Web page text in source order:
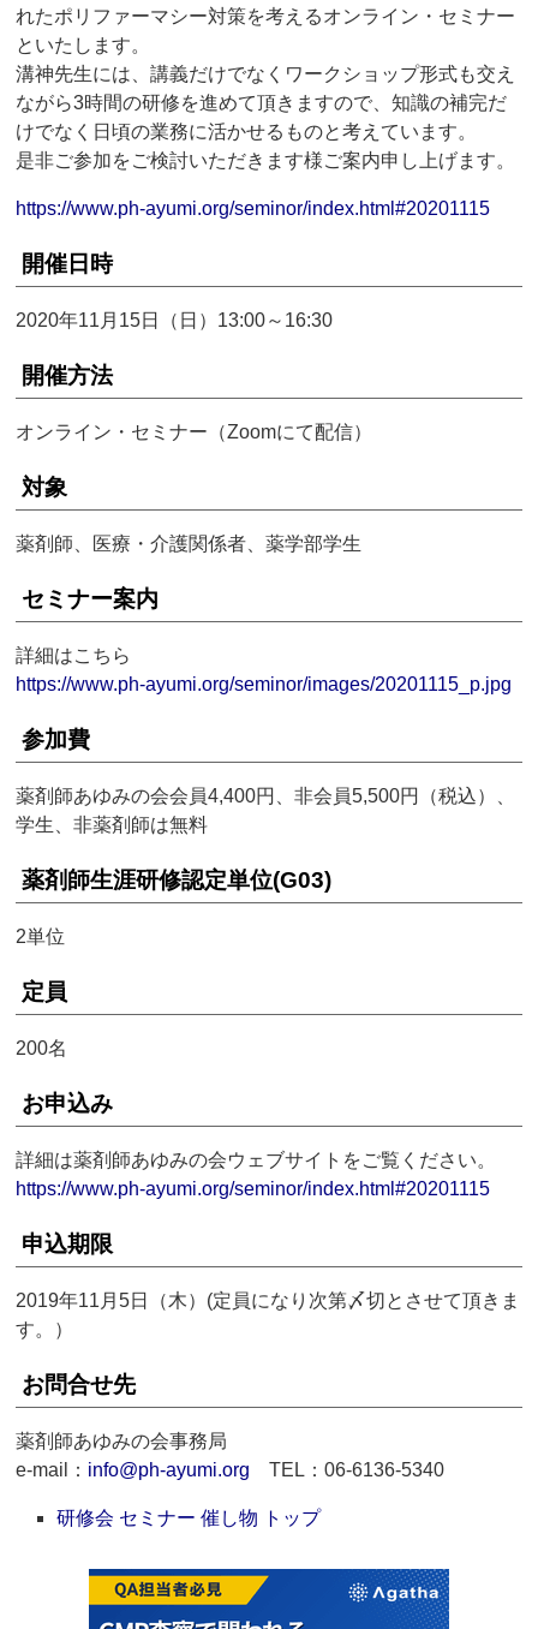
れたポリファーマシー対策を考えるオンライン・セミナー
といたします。
溝神先生には、講義だけでなくワークショップ形式も交え
ながら3時間の研修を進めて頂きますので、知識の補完だ
けでなく日頃の業務に活かせるものと考えています。
是非ご参加をご検討いただきます様ご案内申し上げます。
https://www.ph-ayumi.org/seminor/index.html#20201115
開催日時
2020年11月15日（日）13:00～16:30
開催方法
オンライン・セミナー（Zoomにて配信）
対象
薬剤師、医療・介護関係者、薬学部学生
セミナー案内
詳細はこちら
https://www.ph-ayumi.org/seminor/images/20201115_p.jpg
参加費
薬剤師あゆみの会会員4,400円、非会員5,500円（税込）、
学生、非薬剤師は無料
薬剤師生涯研修認定単位(G03)
2単位
定員
200名
お申込み
詳細は薬剤師あゆみの会ウェブサイトをご覧ください。
https://www.ph-ayumi.org/seminor/index.html#20201115
申込期限
2019年11月5日（木）(定員になり次第〆切とさせて頂きま
す。）
お問合せ先
薬剤師あゆみの会事務局
e-mail： info@ph-ayumi.org TEL：06-6136-5340
研修会 セミナー 催し物 トップ